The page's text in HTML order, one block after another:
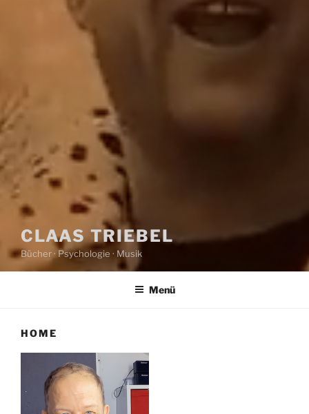
CLAAS TRIEBEL
Bücher · Psychologie · Musik
Menü
HOME